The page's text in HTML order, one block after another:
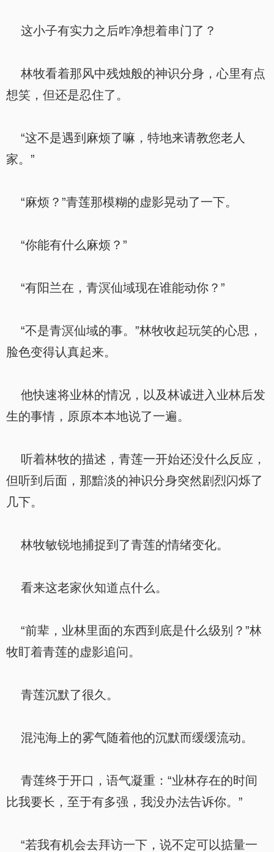
这小子有实力之后咋净想着串门了？
林牧看着那风中残烛般的神识分身，心里有点
想笑，但还是忍住了。
“这不是遇到麻烦了嘛，特地来请教您老人
家。”
“麻烦？”青莲那模糊的虚影晃动了一下。
“你能有什么麻烦？”
“有阳兰在，青溟仙域现在谁能动你？”
“不是青溟仙域的事。”林牧收起玩笑的心思，
脸色变得认真起来。
他快速将业林的情况，以及林诚进入业林后发
生的事情，原原本本地说了一遍。
听着林牧的描述，青莲一开始还没什么反应，
但听到后面，那黯淡的神识分身突然剧烈闪烁了
几下。
林牧敏锐地捕捉到了青莲的情绪变化。
看来这老家伙知道点什么。
“前辈，业林里面的东西到底是什么级别？”林
牧盯着青莲的虚影追问。
青莲沉默了很久。
混沌海上的雾气随着他的沉默而缓缓流动。
青莲终于开口，语气凝重：“业林存在的时间
比我要长，至于有多强，我没办法告诉你。”
“若我有机会去拜访一下，说不定可以掂量一